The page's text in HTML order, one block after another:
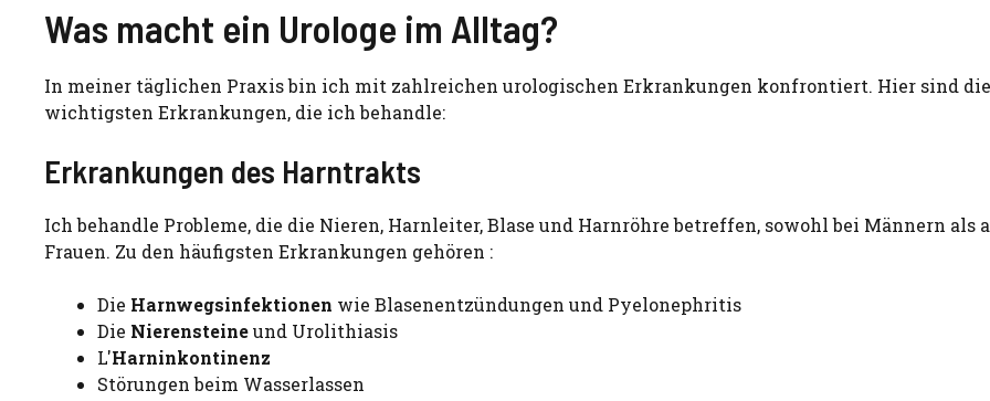
Was macht ein Urologe im Alltag?
In meiner täglichen Praxis bin ich mit zahlreichen urologischen Erkrankungen konfrontiert. Hier sind die
wichtigsten Erkrankungen, die ich behandle:
Erkrankungen des Harntrakts
Ich behandle Probleme, die die Nieren, Harnleiter, Blase und Harnröhre betreffen, sowohl bei Männern als
Frauen. Zu den häufigsten Erkrankungen gehören :
Die Harnwegsinfektionen wie Blasenentzündungen und Pyelonephritis
Die Nierensteineund Urolithiasis
L'Harninkontinenz
Störungen beim Wasserlassen